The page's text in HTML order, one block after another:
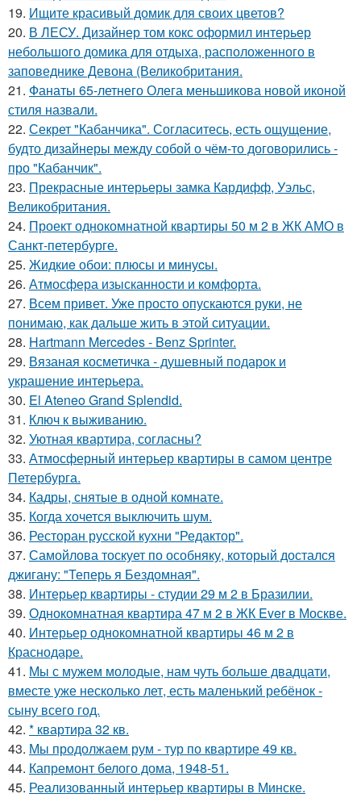
19. Ищите красивый домик для своих цветов?
20. В ЛЕСУ. Дизайнер том кокс оформил интерьер
небольшого домика для отдыха, расположенного в
заповеднике Девона (Великобритания.
21. Фанаты 65-летнего Олега меньшикова новой иконой
стиля назвали.
22. Секрет "Кабанчика". Согласитесь, есть ощущение,
будто дизайнеры между собой о чём-то договорились -
про "Кабанчик".
23. Прекрасные интерьеры замка Кардифф, Уэльс,
Великобритания.
24. Проект однокомнатной квартиры 50 м 2 в ЖК АМО в
Санкт-петербурге.
25. Жидкиe обои: плюсы и минуcы.
26. Атмосфера изысканности и комфорта.
27. Всем привет. Уже просто опускаются руки, не
понимаю, как дальше жить в этой ситуации.
28. Hartmann Mercedes - Benz Sprinter.
29. Вязаная косметичка - душевный подарок и
украшение интерьера.
30. El Ateneo Grand Splendid.
31. Ключ к выживанию.
32. Уютная квартира, согласны?
33. Атмосферный интерьер квартиры в самом центре
Петербурга.
34. Кадры, снятые в одной комнате.
35. Когда хочется выключить шум.
36. Ресторан русской кухни "Редактор".
37. Самойлова тоскует по особняку, который достался
джигану: "Теперь я Бездомная".
38. Интерьер квартиры - студии 29 м 2 в Бразилии.
39. Однокомнатная квартира 47 м 2 в ЖК Ever в Москве.
40. Интерьер однокомнатной квартиры 46 м 2 в
Краснодаре.
41. Мы с мужем молодые, нам чуть больше двадцати,
вместе уже несколько лет, есть маленький ребёнок -
сыну всего год.
42. * квартира 32 кв.
43. Мы продолжаем рум - тур по квартире 49 кв.
44. Капремонт белого дома, 1948-51.
45. Реализованный интерьер квартиры в Минске.